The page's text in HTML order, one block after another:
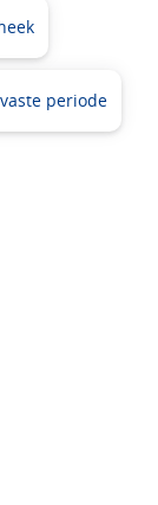
periode